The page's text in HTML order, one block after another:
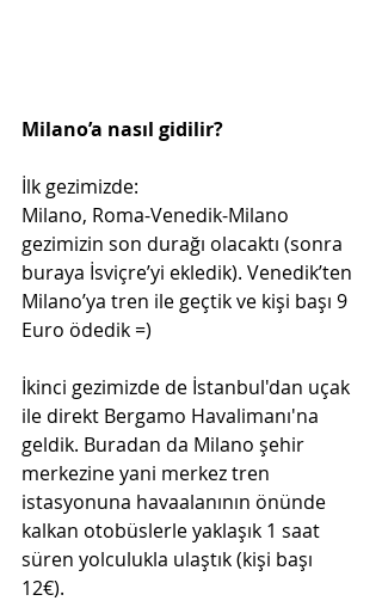
Milano’a nasıl gidilir?
İlk gezimizde:
Milano, Roma-Venedik-Milano
gezimizin son durağı olacaktı (sonra
buraya İsviçre’yi ekledik). Venedik’ten
Milano’ya tren ile geçtik ve kişi başı 9
Euro ödedik =)
İkinci gezimizde de İstanbul'dan uçak
ile direkt Bergamo Havalimanı'na
geldik. Buradan da Milano şehir
merkezine yani merkez tren
istasyonuna havaalanının önünde
kalkan otobüslerle yaklaşık 1 saat
süren yolculukla ulaştık (kişi başı
12€).